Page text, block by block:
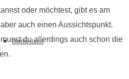
Ostfriesland
oder möchtest, gibt es am
auch einen Aussichtspunkt.
du allerdings auch schon die